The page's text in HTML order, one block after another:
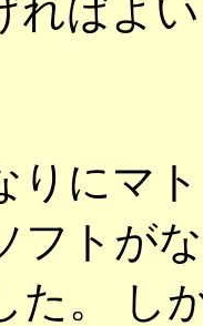
ればよ
りにマ
フトが
た。 し